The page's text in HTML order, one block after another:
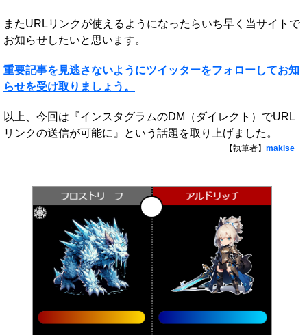
またURLリンクが使えるようになったらいち早く当サイトで
お知らせしたいと思います。
重要記事を見逃さないようにツイッターをフォローしてお知
らせを受け取りましょう。
以上、今回は『インスタグラムのDM（ダイレクト）でURL
リンクの送信が可能に』という話題を取り上げました。
【執筆者】 makise